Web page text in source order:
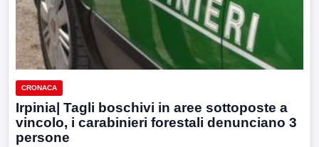
CRONACA
Irpinia| Tagli boschivi in aree sottoposte a
vincolo, i carabinieri forestali denunciano 3
persone